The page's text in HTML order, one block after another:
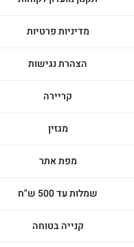
מדיניות פרטיות
הצהרת נגישות
קריירה
מגזין
מפת אתר
שמלות עד 500 ש"ח
קנייה בטוחה